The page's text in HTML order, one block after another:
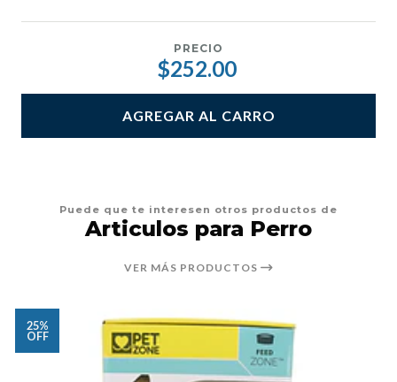
PRECIO
$252.00
AGREGAR AL CARRO
Puede que te interesen otros productos de
Articulos para Perro
VER MÁS PRODUCTOS
25%
OFF